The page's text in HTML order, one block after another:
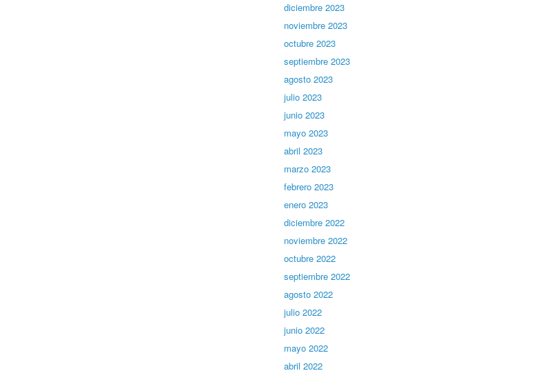
diciembre 2023
noviembre 2023
octubre 2023
septiembre 2023
agosto 2023
julio 2023
junio 2023
mayo 2023
abril 2023
marzo 2023
febrero 2023
enero 2023
diciembre 2022
noviembre 2022
octubre 2022
septiembre 2022
agosto 2022
julio 2022
junio 2022
mayo 2022
abril 2022